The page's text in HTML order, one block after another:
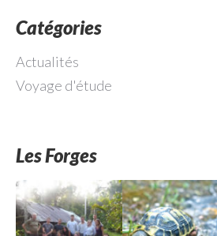
Catégories
Actualités
Voyage d'étude
Les Forges